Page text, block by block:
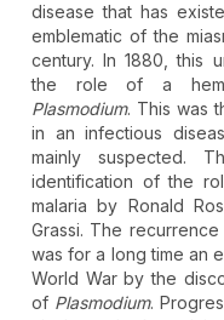
disease that has
emblematic of the
century. In 1880, this
the role of a
Plasmodium. This was
in an infectious
mainly suspected.
identification of the
malaria by Ronald
Grassi. The
was for a long time an
World War by the
of Plasmodium.